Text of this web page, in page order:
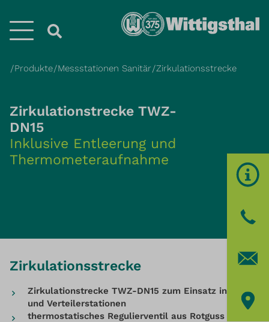
Menü
Produkte Messstationen Sanitär Zirkulationsstrecke
Zirkulationstrecke TWZ-
DN15
Inklusive Entleerung und
Thermometeraufnahme
Zirkulationsstrecke
Zirkulationstrecke TWZ-DN15 zum Einsatz in Mess-
und Verteilerstationen
thermostatisches Regulierventil aus Rotguss